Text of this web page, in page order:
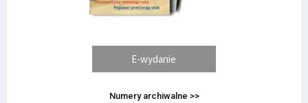
E-wydanie
Numery archiwalne >>